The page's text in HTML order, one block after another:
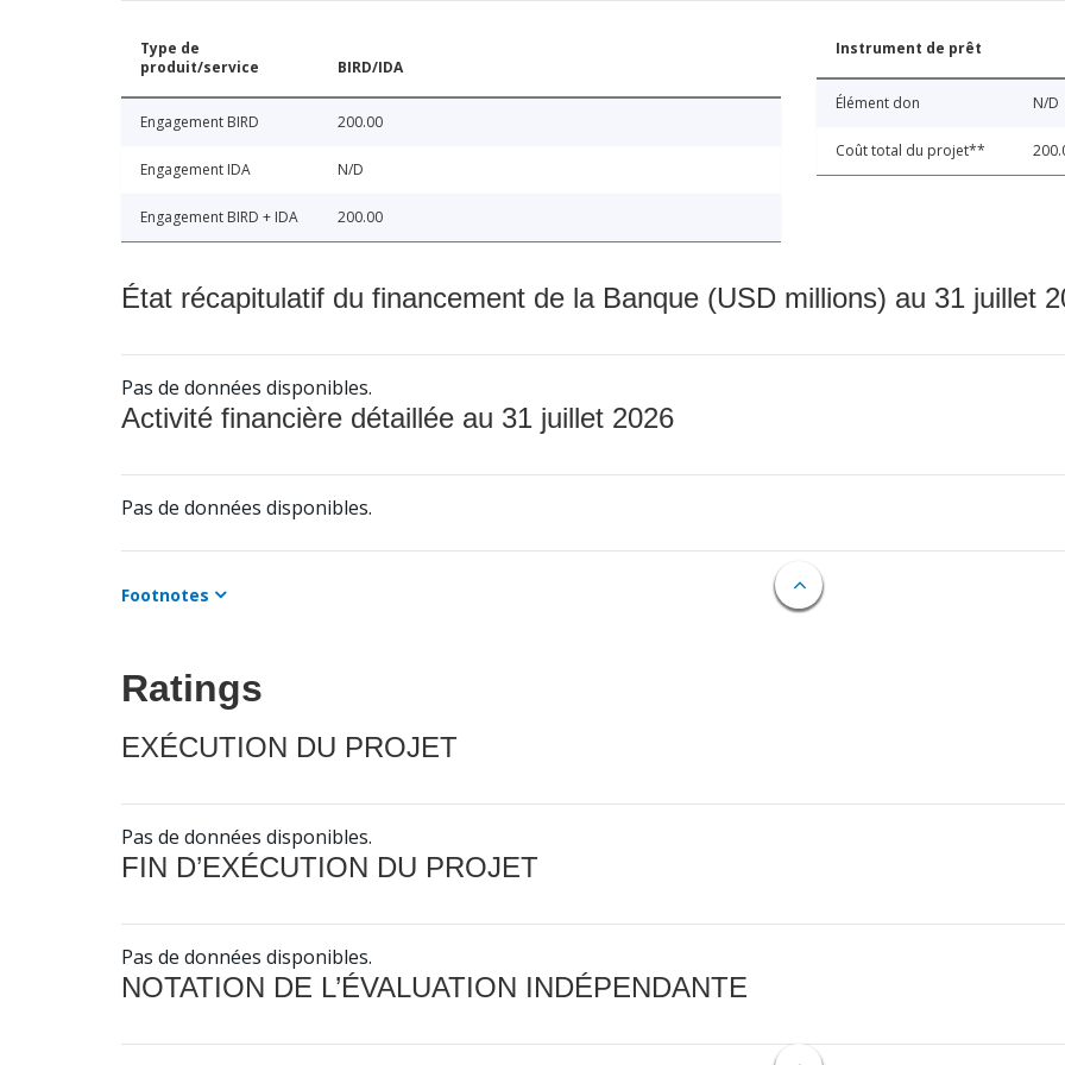
Type de
produit/service
BIRD/IDA
Engagement BIRD 200.00
Engagement IDA N/D
Engagement BIRD + IDA 200.00
Instrument de prêt
Élément don N/D
Coût total du projet**
État récapitulatif du financement de la Banque (USD millions) au 31 juillet
Pas de données disponibles.
Activité financière détaillée au 31 juillet 2026
Pas de données disponibles.
Footnotes
Ratings
EXÉCUTION DU PROJET
Pas de données disponibles.
FIN D’EXÉCUTION DU PROJET
Pas de données disponibles.
NOTATION DE L’ÉVALUATION INDÉPENDANTE